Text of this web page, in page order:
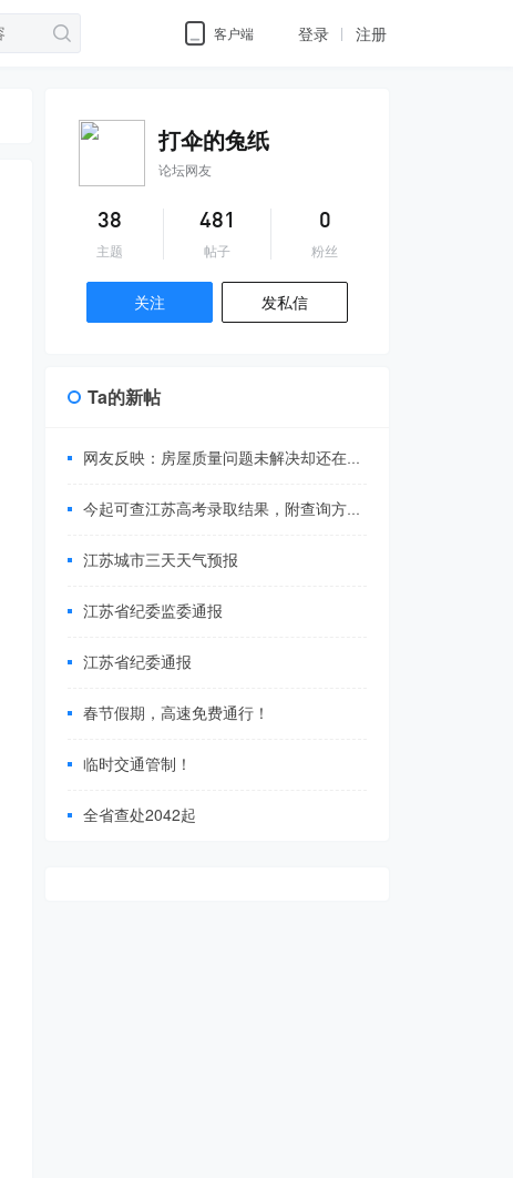
客户端 登录 注册
打伞的兔纸
论坛网友
38
主题
481
帖子
0
粉丝
关注 发私信
Ta的新帖
网友反映：房屋质量问题未解决却还在被追缴物业费...
今起可查江苏高考录取结果，附查询方式→
江苏城市三天天气预报
江苏省纪委监委通报
江苏省纪委通报
春节假期，高速免费通行！
临时交通管制！
全省查处2042起